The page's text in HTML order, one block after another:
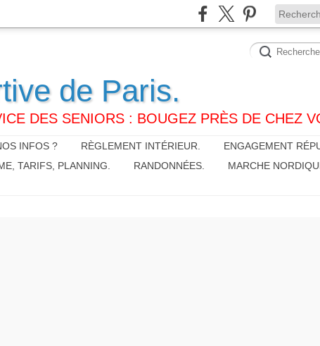
de Paris.
DES SENIORS : BOUGEZ PRÈS DE CHEZ
INFOS ? RÈGLEMENT INTÉRIEUR.
ENGAGEMENT
TARIFS, PLANNING. RANDONNÉES. MARCHE